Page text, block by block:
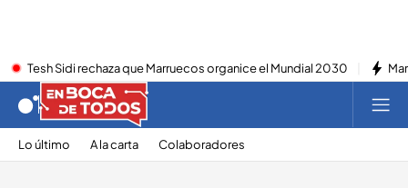
Tesh Sidi rechaza que Marruecos organice el Mundial 2030
Lo último A la carta Colaboradores